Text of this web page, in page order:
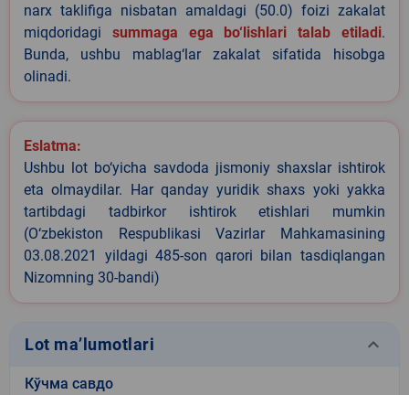
narx taklifiga nisbatan amaldagi (50.0) foizi zakalat
miqdoridagi summaga ega bo‘lishlari talab etiladi.
Bunda, ushbu mablag‘lar zakalat sifatida hisobga
olinadi.
Eslatma:
Ushbu lot bo‘yicha savdoda jismoniy shaxslar ishtirok
eta olmaydilar. Har qanday yuridik shaxs yoki yakka
tartibdagi tadbirkor ishtirok etishlari mumkin
(O‘zbekiston Respublikasi Vazirlar Mahkamasining
03.08.2021 yildagi 485-son qarori bilan tasdiqlangan
Nizomning 30-bandi)
Lot ma’lumotlari keyboard_arrow_down
Кўчма савдо